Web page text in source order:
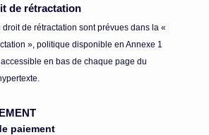
de rétractation
droit de rétractation sont prévues dans la «
», politique disponible en Annexe 1
en bas de chaque page du
paiement